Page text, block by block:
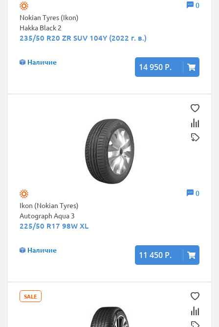
0
Nokian Tyres (Ikon)
Hakka Black 2
235/50 R20 ZR SUV 104Y (2022 г. в.)
Наличие 14 950 Р.
0
Ikon (Nokian Tyres)
Autograph Aqua 3
225/50 R17 98W XL
Наличие 11 450 Р.
SALE